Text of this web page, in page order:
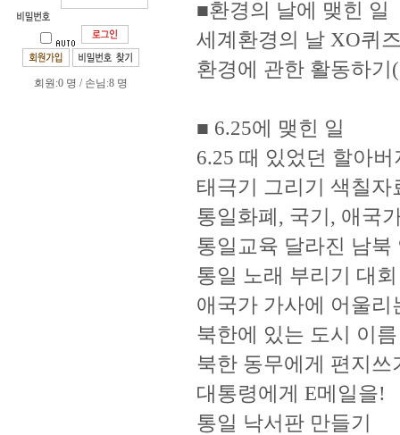
회원:0 명 / 손님:8 명
■환경의 날에 맺힌 일
세계환경의 날 XO퀴
환경에 관한 활동하기
■ 6.25에 맺힌 일
6.25 때 있었던 할아
태극기 그리기 색칠자
통일화폐, 국기, 애국
통일교육 달라진 남
통일 노래 부리기 대회
애국가 가사에 어울
북한에 있는 도시 이
북한 동무에게 편지쓰
대통령에게 E메일을!
통일 낙서판 만들기